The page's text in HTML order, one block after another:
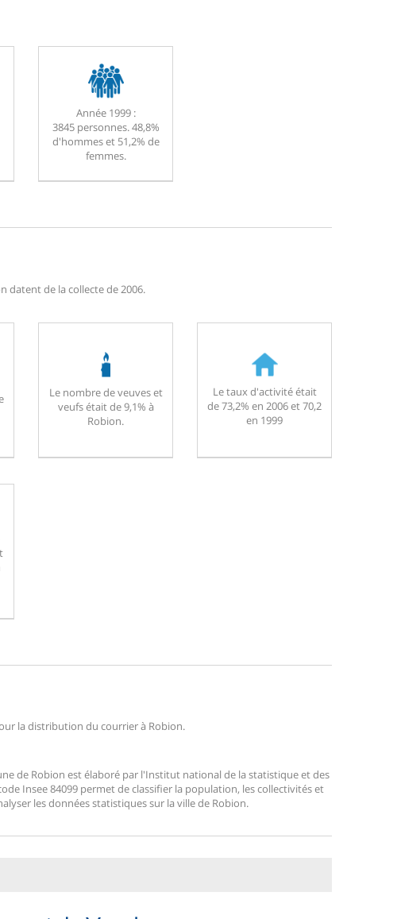
Année 1999 :
3845 personnes. 48,8%
d'hommes et 51,2% de
femmes.
datent de la collecte de 2006.
Le nombre de veuves et
veufs était de 9,1% à
Robion.
Le taux d'activité était
de 73,2% en 2006 et 70,2
en 1999
la distribution du courrier à Robion.
de Robion est élaboré par l'Institut national de la statistique et des
Insee 84099 permet de classifier la population, les collectivités et
les données statistiques sur la ville de Robion.